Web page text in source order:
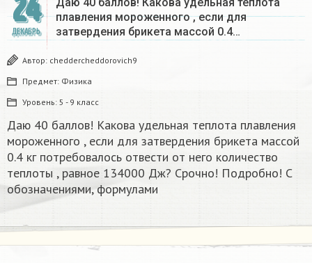
24
ДЕКАБРЬ
плавления мороженного , если для
затвердения брикета массой 0.4…
Автор: cheddercheddorovich9
Предмет: Физика
Уровень: 5 - 9 класс
Даю 40 баллов! Какова удельная теплота плавления
мороженного , если для затвердения брикета массой
0.4 кг потребовалось отвести от него количество
теплоты , равное 134000 Дж? Срочно! Подробно! С
обозначениями, формулами